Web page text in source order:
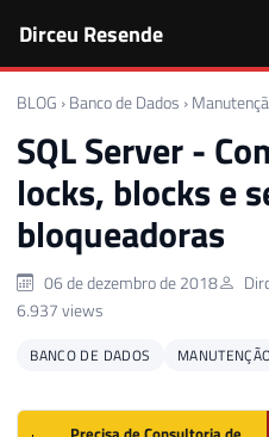
Dirceu Resende
BLOG › Banco de Dados ›
SQL Server -
locks, blocks e
bloqueadoras
06 de dezembro de 2018
6.937 views
BANCO DE DADOS